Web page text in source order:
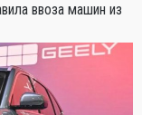
ввоза машин из